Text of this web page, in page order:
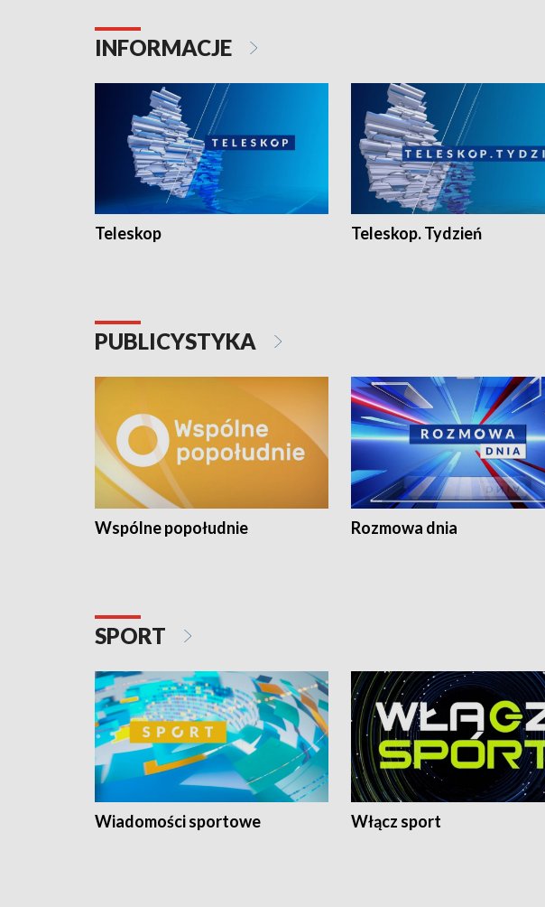
INFORMACJE
Teleskop Teleskop. Tydzień
PUBLICYSTYKA
Wspólne popołudnie Rozmowa dnia
SPORT
Wiadomości sportowe Włącz sport